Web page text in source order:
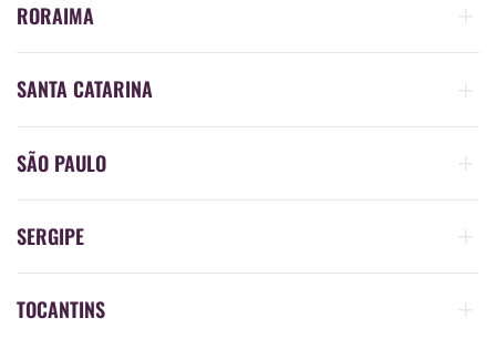
RORAIMA
SANTA CATARINA
SÃO PAULO
SERGIPE
TOCANTINS